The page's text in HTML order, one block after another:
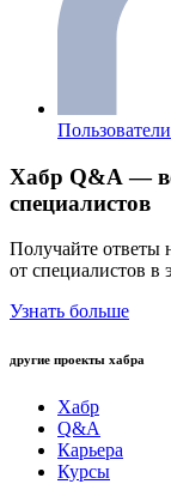
Пользователи
Хабр Q&A —
специалистов
Получайте ответы
от специалистов в
Узнать больше
другие проекты хабра
Хабр
Q&A
Карьера
Курсы